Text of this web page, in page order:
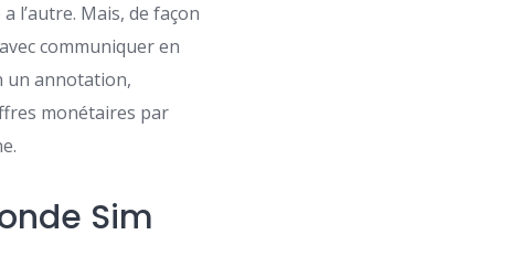
l’autre. Mais, de façon
communiquer en
un annotation,
monétaires par
Sim